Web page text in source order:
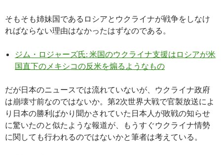
そもそも姉妹国であるロシアとウクライナが戦争をしなけ
ればならない理由はなかったはずなのである。
ジム・ロジャーズ氏: 米国のウクライナ支援はロシアが米
国直下のメキシコの反米を煽るようなもの
だが日本のニュースでは流れていないが、ウクライナ政府
は崩壊寸前なのではないか。第2次世界大戦で官製放送によ
り日本の勝利ばかり聞かされていた日本人が敗戦の知らせ
に驚いたのと似たような報道が、もうすぐウクライナ情勢
に関しても行われるのではないかと筆者は考えている。